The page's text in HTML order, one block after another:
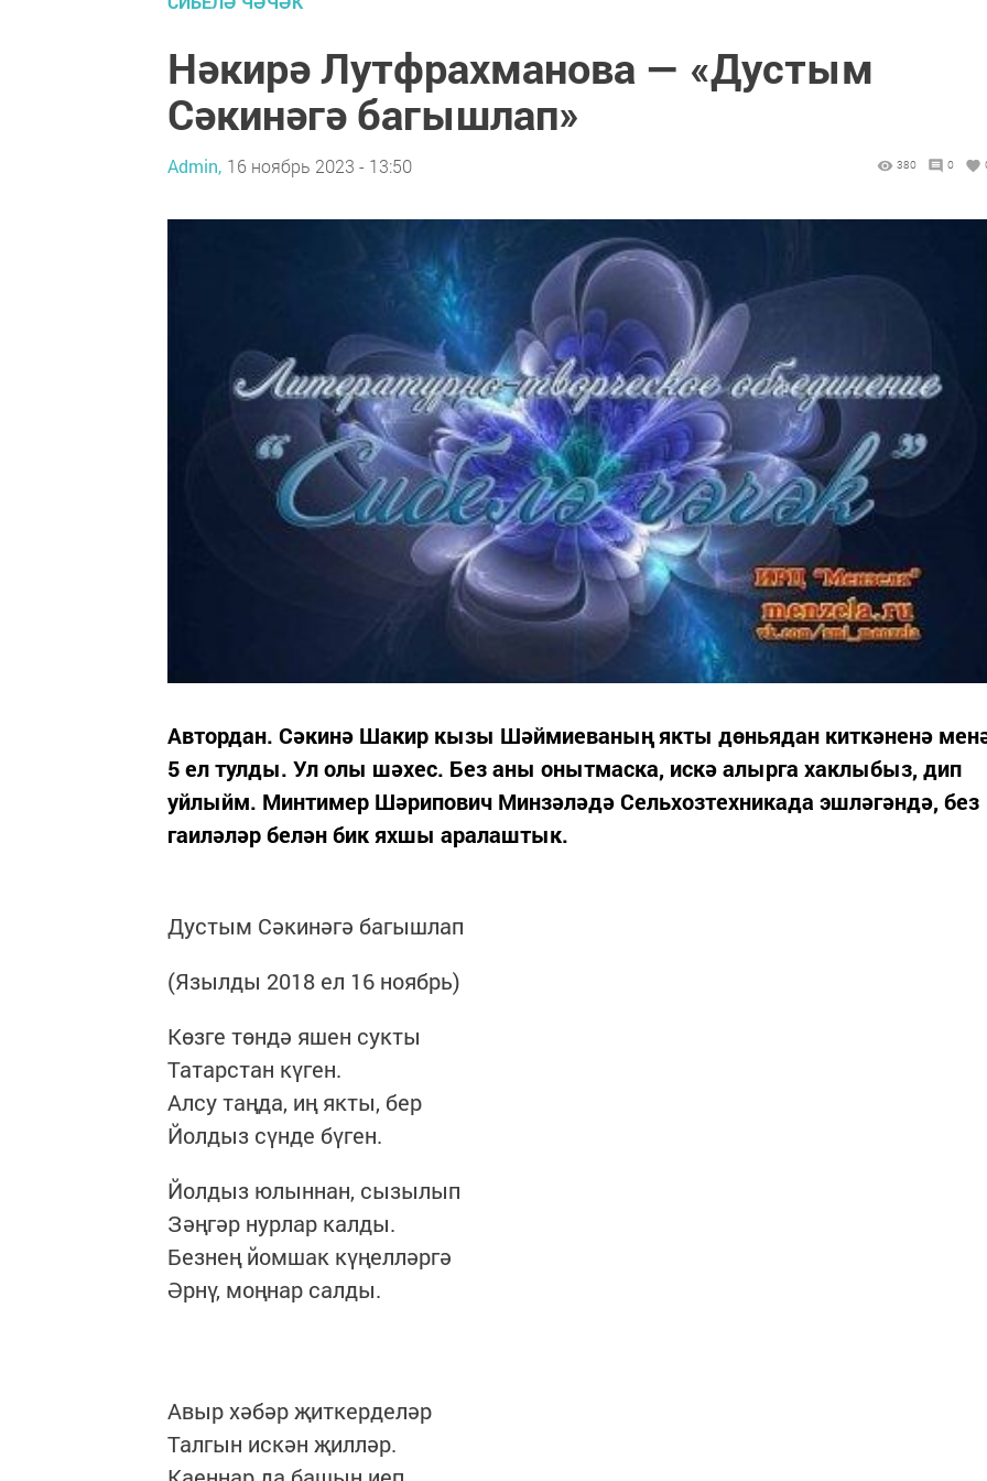
Нәкирә Лутфрахманова — «Дустым
Сәкинәгә багышлап»
Admin, 16 ноябрь 2023 - 13:50 380 0
Автордан. Сәкинә Шакир кызы Шәймиеваның якты дөньядан киткәненә
5 ел тулды. Ул олы шәхес. Без аны онытмаска, искә алырга хаклыбыз, дип
уйлыйм. Минтимер Шәрипович Минзәләдә Сельхозтехникада эшләгәндә, без
гаиләләр белән бик яхшы аралаштык.
Дустым Сәкинәгә багышлап
(Язылды 2018 ел 16 ноябрь)
Көзге төндә яшен сукты
Татарстан күген.
Алсу таңда, иң якты, бер
Йолдыз сүнде бүген.
Йолдыз юлыннан, сызылып
Зәңгәр нурлар калды.
Безнең йомшак күңелләргә
Әрнү, моңнар салды.
Авыр хәбәр җиткерделәр
Талгын искән җилләр.